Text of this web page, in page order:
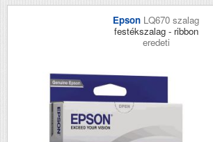
Epson LQ670 szalag
festékszalag - ribbon
eredeti